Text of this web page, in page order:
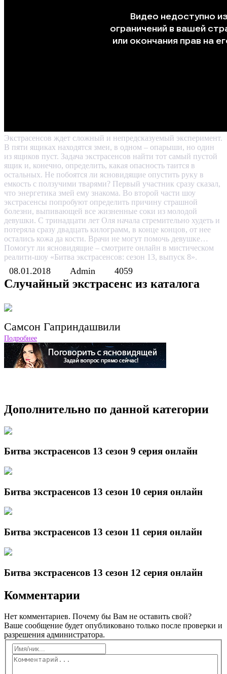
Экстрасенсов ждет сложный и непредсказуемый эксперимент.
В пяти ящиках находятся змеи, в одном – опарыши, но один
из ящиков пуст. Задача экстрасенсов найти тот самый пустой
ящик и, конечно, определить, какая опасность таится в
остальных. Не побоятся ли ясновидящие опустить руку в
емкость с ползучими тварями? Первый участник сразу сказал,
что энергетика змей ему знакома. Во второй части шоу
экстрасенсы попробуют определить причину страшной
болезни, выпивающей все жизненные соки из молодой
девушки. С тринадцати лет Оля начала стремительно худеть и
потеряла сразу двадцать килограмм, в конце концов, от нее
остались кожа да кости. Врачи не могут помочь девушке…
Помогут ли ясновидящие – смотрите онлайн в мистическом
реалити-шоу «Битва экстрасенсов: сезон 13, выпуск 8».
08.01.2018 Admin 4059
Случайный экстрасенс из каталога
Самсон Гаприндашвили
Подробнее
Дополнительно по данной категории
Битва экстрасенсов 13 сезон 9 серия онлайн
Битва экстрасенсов 13 сезон 10 серия онлайн
Битва экстрасенсов 13 сезон 11 серия онлайн
Битва экстрасенсов 13 сезон 12 серия онлайн
Комментарии
Нет комментариев. Почему бы Вам не оставить свой?
Ваше сообщение будет опубликовано только после проверки и
разрешения администратора.